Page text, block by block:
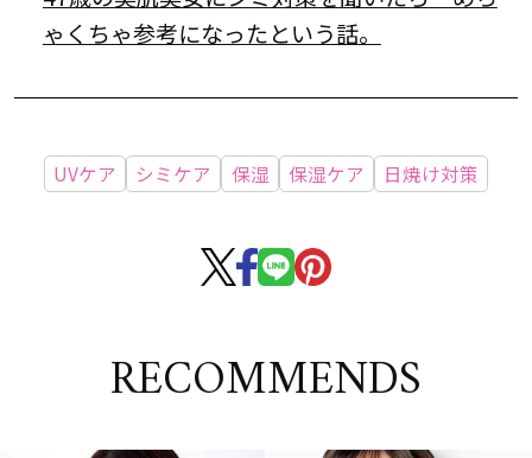
ゃくちゃ参考になったという話。
UVケア シミケア 保湿 保湿ケア 日焼け対策
RECOMMENDS